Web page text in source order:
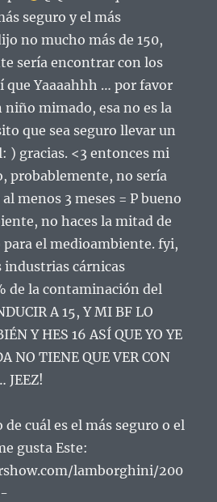
seguro y el más
no mucho más de 150,
sería encontrar con los
que Yaaaahhh … por favor
niño mimado, esa no es la
que sea seguro llevar un
) gracias. <3 entonces mi
probablemente, no sería
menos 3 meses = P bueno
no haces la mitad de
para el medioambiente. fyi,
industrias cárnicas
de la contaminación del
A 15, Y MI BF LO
Y HES 16 ASÍ QUE YO YE
NO TIENE QUE VER CON
JEEZ!
cuál es el más seguro o el
gusta Este:
lamborghini/200